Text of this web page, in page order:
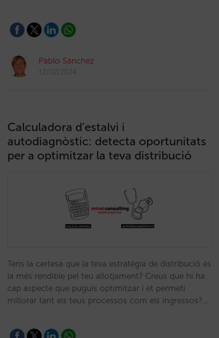
Pablo Sánchez
12/02/2024
Calculadora d’estalvi i
autodiagnòstic: detecta oportunitats
per a optimitzar la teva distribució
Tens la certesa que la teva estratègia de distribució és
la més rendible pel teu allotjament? Creus que hi ha
cap aspecte que puguis optimitzar i et permeti
millorar tant els teus processos com els ingressos?…